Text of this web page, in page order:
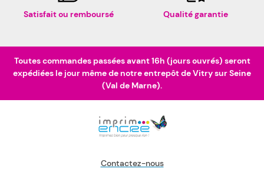
Satisfait ou remboursé Qualité garantie
Toutes commandes passées avant 16h (jours ouvrés) seront
expédiées le jour même de notre entrepôt de Vitry sur Seine
(Val de Marne).
Contactez-nous